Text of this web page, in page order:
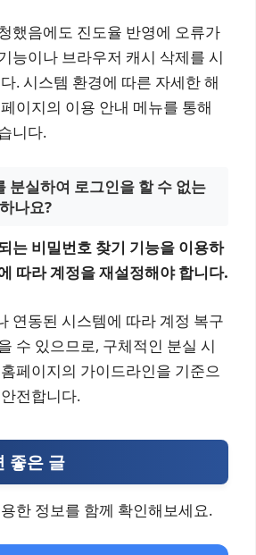
했음에도 진도율 반영에 오류가
능이나 브라우저 캐시 삭제를 시
. 시스템 환경에 따른 자세한 해
이지의 이용 안내 메뉴를 통해
니다.
분실하여 로그인을 할 수 없는
나요?
는 비밀번호 찾기 기능을 이용하
따라 계정을 재설정해야 합니다.
연동된 시스템에 따라 계정 복구
수 있으므로, 구체적인 분실 시
페이지의 가이드라인을 기준으
전합니다.
좋은 글
한 정보를 함께 확인해보세요.